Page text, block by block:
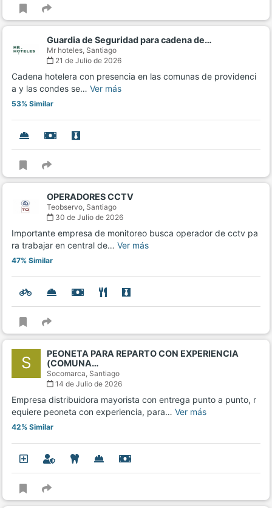
Guardia de Seguridad para cadena de…
Mr hoteles, Santiago
21 de Julio de 2026
Cadena hotelera con presencia en las comunas de providenci
a y las condes se… Ver más
53% Similar
OPERADORES CCTV
Teobservo, Santiago
30 de Julio de 2026
Importante empresa de monitoreo busca operador de cctv pa
ra trabajar en central de… Ver más
47% Similar
S
PEONETA PARA REPARTO CON EXPERIENCIA
(COMUNA…
Socomarca, Santiago
14 de Julio de 2026
Empresa distribuidora mayorista con entrega punto a punto, r
equiere peoneta con experiencia, para… Ver más
42% Similar